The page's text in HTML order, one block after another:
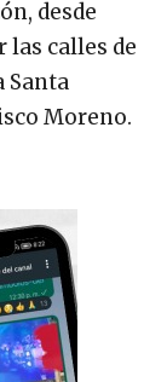
desde
calles de
Santa
Moreno.